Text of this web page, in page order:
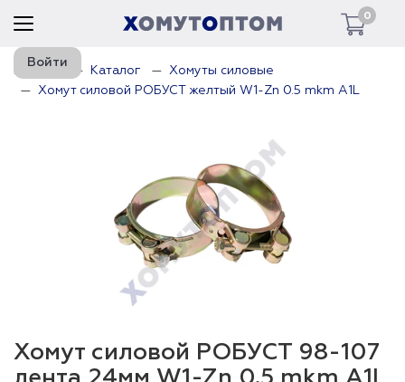
0
Войти
Главная Каталог
Хомуты силовые
Хомут силовой РОБУСТ желтый W1-Zn 0.5 mkm A1L
Хомут силовой РОБУСТ 98-107